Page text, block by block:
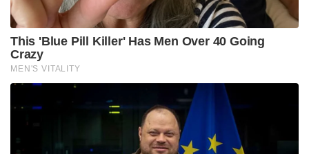
This 'Blue Pill Killer' Has Men Over 40 Going
Crazy
MEN'S VITALITY